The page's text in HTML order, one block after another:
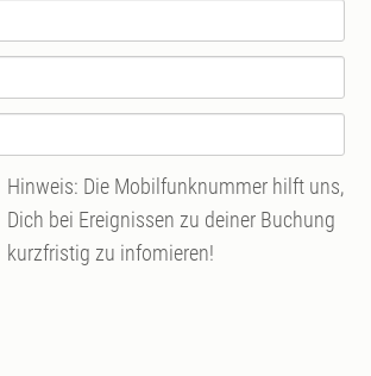
Hinweis: Die Mobilfunknummer hilft uns,
Dich bei Ereignissen zu deiner Buchung
kurzfristig zu infomieren!